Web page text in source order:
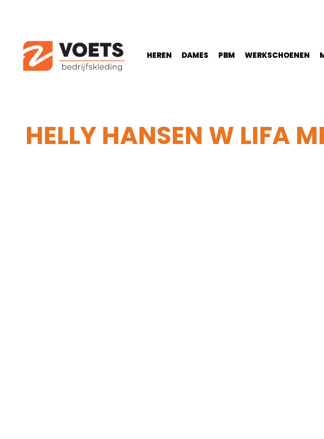
HEREN DAMES PBM WERKSCHOENEN
HELLY HANSEN W LIFA